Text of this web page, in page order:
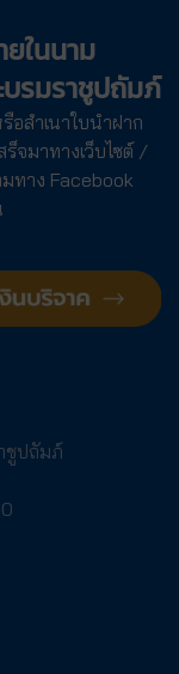
ในนาม
บรมราชูปถัมภ์
สำเนาใบนำฝาก
จมาทางเว็บไซต์ /
ทาง Facebook
ชูปถัมภ์